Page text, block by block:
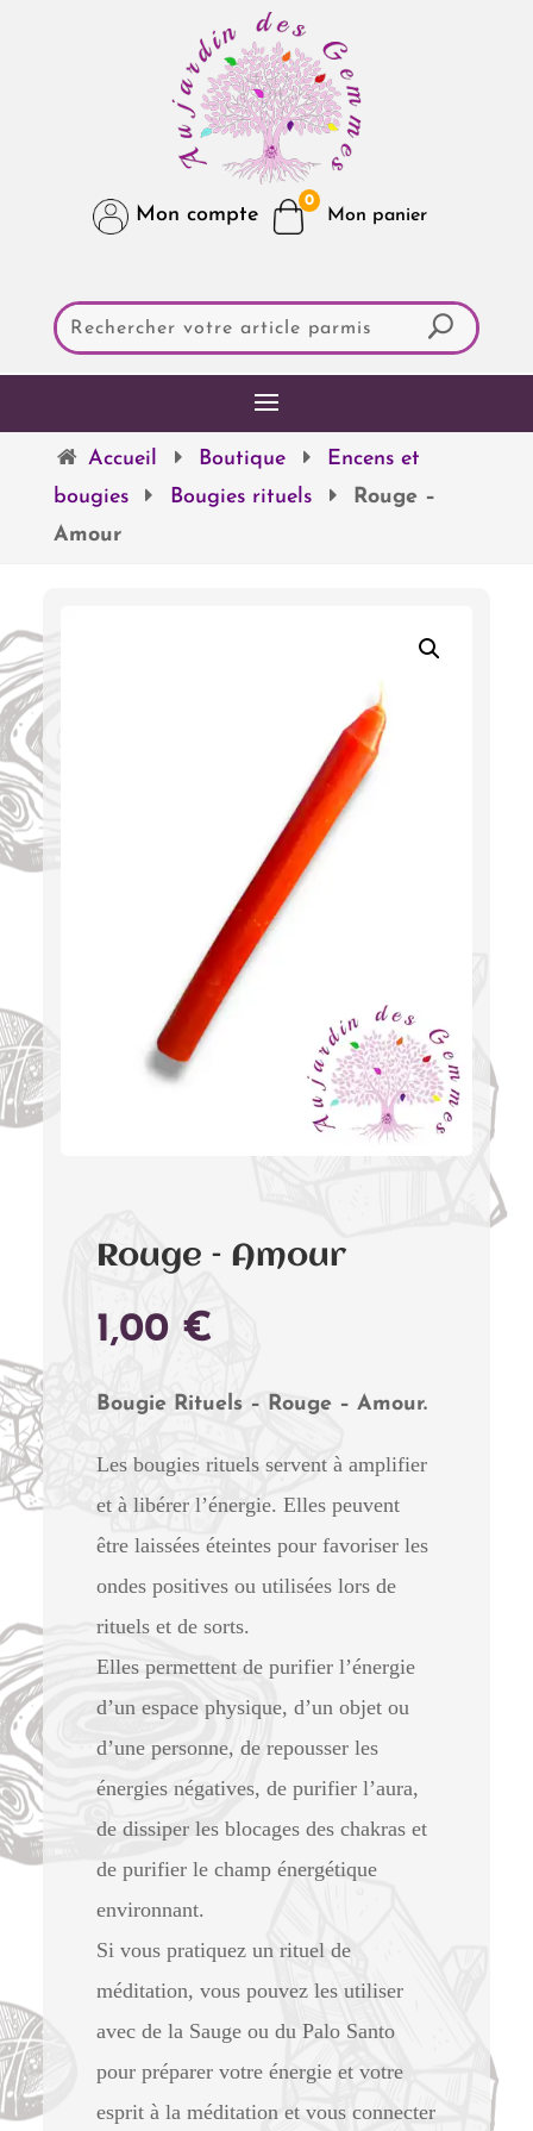
Mon compte
0
Accueil Boutique
Encens et
bougies
Bougies rituels
Rouge –
Amour
Rouge – Amour
1,00 €
Bougie Rituels – Rouge – Amour.
Les bougies rituels servent à amplifier
et à libérer l’énergie. Elles peuvent
être laissées éteintes pour favoriser les
ondes positives ou utilisées lors de
rituels et de sorts.
Elles permettent de purifier l’énergie
d’un espace physique, d’un objet ou
d’une personne, de repousser les
énergies négatives, de purifier l’aura,
de dissiper les blocages des chakras et
de purifier le champ énergétique
environnant.
Si vous pratiquez un rituel de
méditation, vous pouvez les utiliser
avec de la Sauge ou du Palo Santo
pour préparer votre énergie et votre
esprit à la méditation et vous connecter